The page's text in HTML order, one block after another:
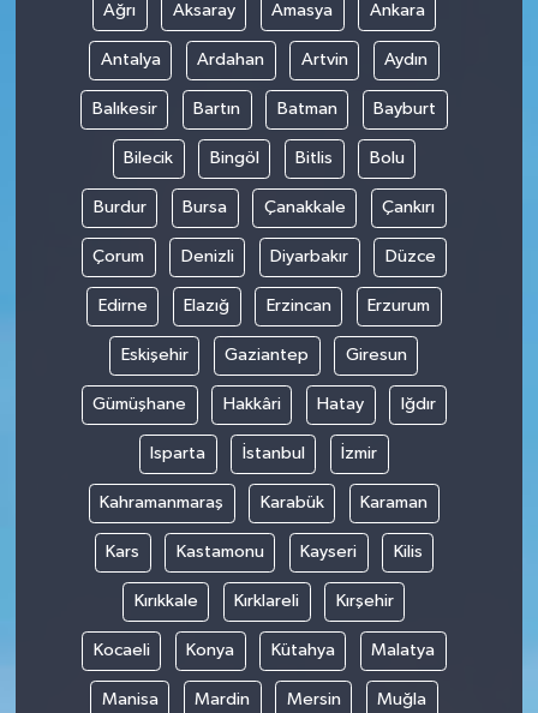
Ağrı Aksaray Amasya Ankara
Antalya Ardahan Artvin Aydın
Balıkesir Bartın Batman Bayburt
Bilecik Bingöl Bitlis Bolu
Burdur Bursa Çanakkale Çankırı
Çorum Denizli Diyarbakır Düzce
Edirne Elazığ Erzincan Erzurum
Eskişehir Gaziantep Giresun
Gümüşhane Hakkâri Hatay Iğdır
Isparta İstanbul İzmir
Kahramanmaraş Karabük Karaman
Kars Kastamonu Kayseri Kilis
Kırıkkale Kırklareli Kırşehir
Kocaeli Konya Kütahya Malatya
Manisa Mardin Mersin Muğla